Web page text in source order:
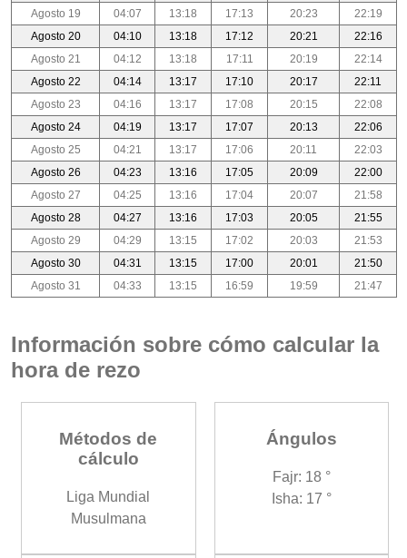
Agosto 19
04:07 13:18 17:13 20:23
22:19
Agosto 20
04:10 13:18 17:12 20:21
22:16
Agosto 21
04:12 13:18 17:11 20:19
22:14
Agosto 22
04:14 13:17 17:10 20:17
22:11
Agosto 23
04:16 13:17 17:08 20:15
22:08
Agosto 24
04:19 13:17 17:07 20:13
22:06
Agosto 25
04:21 13:17 17:06 20:11
22:03
Agosto 26
04:23 13:16 17:05 20:09
22:00
Agosto 27
04:25 13:16 17:04 20:07
21:58
Agosto 28
04:27 13:16 17:03 20:05
21:55
Agosto 29
04:29 13:15 17:02 20:03
21:53
Agosto 30
04:31 13:15 17:00 20:01
21:50
Agosto 31
04:33 13:15 16:59 19:59 21:47
Información sobre cómo calcular la
hora de rezo
Métodos de
cálculo
Liga Mundial
Musulmana
Ángulos
Fajr: 18 °
Isha: 17 °